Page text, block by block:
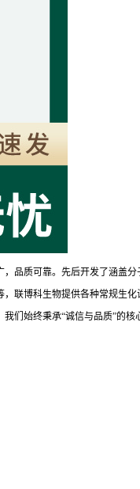
品质可靠。先后开发了涵盖
联博科生物提供各种常规生
们始终秉承“诚信与品质”的